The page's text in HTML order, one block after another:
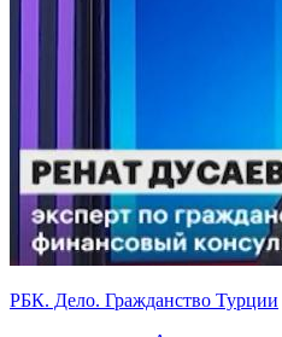
РБК. Дело. Гражданство Турции